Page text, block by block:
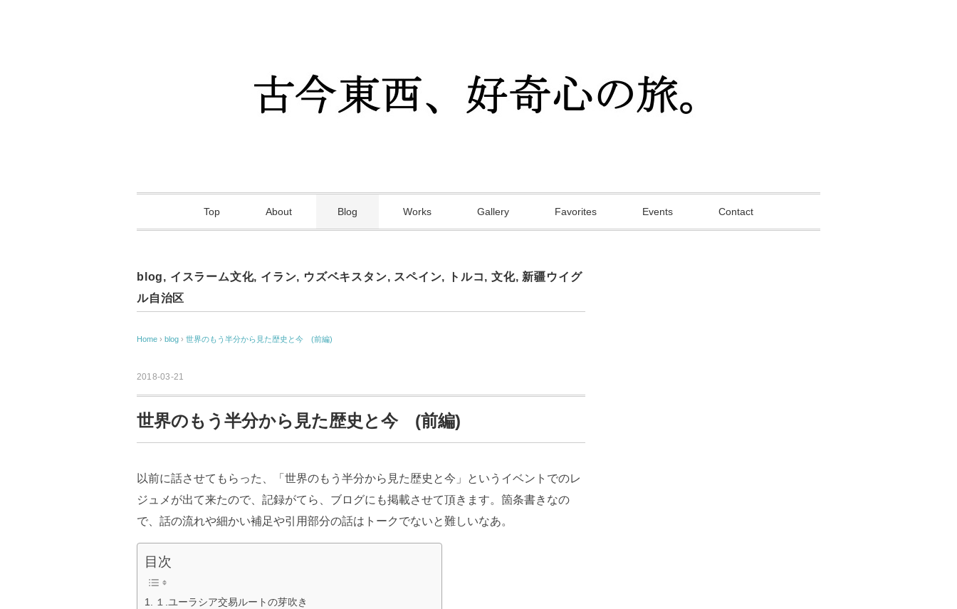
Top About Blog Works Gallery Favorites Events Contact
blog, イスラーム文化, イラン, ウズベキスタン, スペイン, トルコ,文化, 新疆ウイグ
ル自治区
Home › blog › 世界のもう半分から見た歴史と今 (前編)
2018-03-21
世界のもう半分から見た歴史と今 (前編)
以前に話させてもらった、「世界のもう半分から見た歴史と今」というイベントでのレ
ジュメが出て来たので、記録がてら、ブログにも掲載させて頂きます。箇条書きなの
で、話の流れや細かい補足や引用部分の話はトークでないと難しいなあ。
目次
１.ユーラシア交易ルートの芽吹き